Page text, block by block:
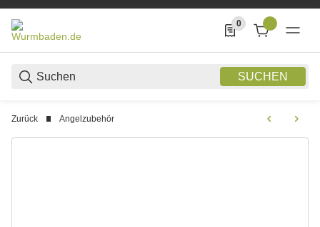
SUCHEN
0
0 Produkte in der
Zurück Angelzubehör